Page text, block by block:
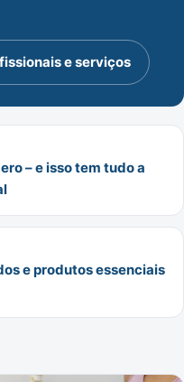
e serviços
– e isso tem tudo a
e produtos essenciais